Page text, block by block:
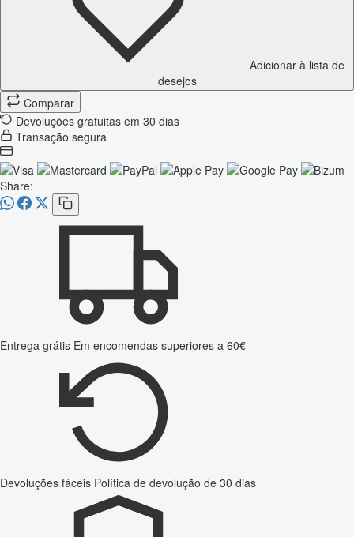
Adicionar à lista de
desejos
Comparar
Devoluções gratuitas em 30 dias
Transação segura
Share:
Entrega grátis Em encomendas superiores a 60€
Devoluções fáceis Política de devolução de 30 dias